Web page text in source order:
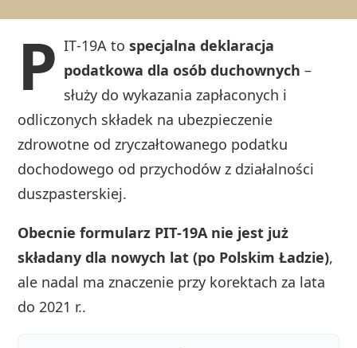
P IT‑19A tospecjalna deklaracja
podatkowa dla osób duchownych –
służy do wykazania zapłaconych i
odliczonych składek na ubezpieczenie
zdrowotne od zryczałtowanego podatku
dochodowego od przychodów z działalności
duszpasterskiej.
Obecnie formularz PIT‑19A nie jest już
składany dla nowych lat (po Polskim Ładzie),
ale nadal ma znaczenie przy korektach za lata
do 2021 r..